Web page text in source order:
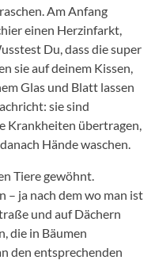
Am Anfang
einen Herzinfarkt,
Du, dass die super
sie auf deinem Kissen,
Glas und Blatt lassen
sie sind
Krankheiten übertragen,
Hände waschen.
Tiere gewöhnt.
– ja nach dem wo man ist
und auf Dächern
die in Bäumen
den entsprechenden